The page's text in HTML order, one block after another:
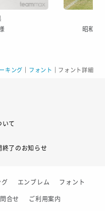
昭和大
キング フォント フォント詳細
いて
終了のお知らせ
り」廃盤のお知らせ
グ エンブレム フォント
合せ ご利用案内